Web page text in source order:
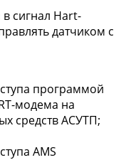
сигнал Hart-
датчиком с
программой
модема на
средств АСУТП;
AMS